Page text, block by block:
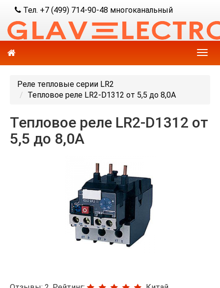
Тел. +7 (499) 714-90-48 многоканальный
Реле тепловые серии LR2
Тепловое реле LR2-D1312 от 5,5 до 8,0А
Тепловое реле LR2-D1312 от
5,5 до 8,0А